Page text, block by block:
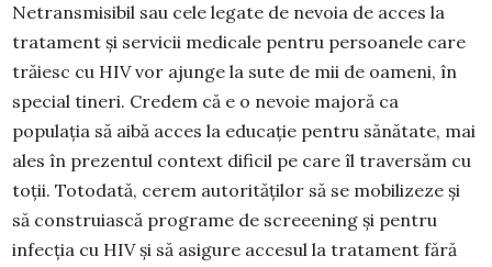
Netransmisibil sau cele legate de nevoia de acces la
tratament și servicii medicale pentru persoanele care
trăiesc cu HIV vor ajunge la sute de mii de oameni, în
special tineri. Credem că e o nevoie majoră ca
populația să aibă acces la educație pentru sănătate, mai
ales în prezentul context dificil pe care îl traversăm cu
toții. Totodată, cerem autorităților să se mobilizeze și
să construiască programe de screeening și pentru
infecția cu HIV și să asigure accesul la tratament fără